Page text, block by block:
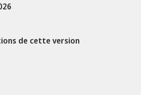
de cette version